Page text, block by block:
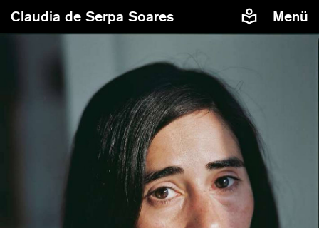
Claudia de Serpa Soares Menü